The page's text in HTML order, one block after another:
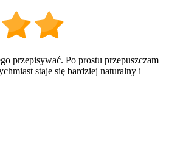
przepisywać. Po prostu przepuszczam
staje się bardziej naturalny i